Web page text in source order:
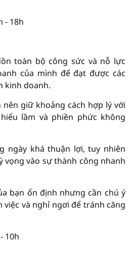
- 18h
toàn bộ công sức và nỗ lực
của mình để đạt được các
kinh doanh.
nên giữ khoảng cách hợp lý với
lầm và phiền phức không
ngày khá thuận lợi, tuy nhiên
vọng vào sự thành công nhanh
bạn ổn định nhưng cần chú ý
việc và nghỉ ngơi để tránh căng
10h